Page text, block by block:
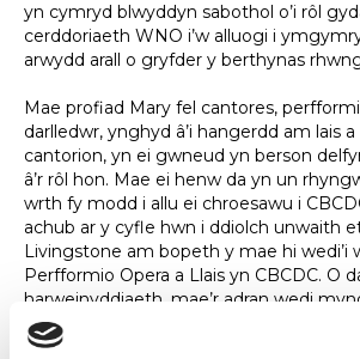
yn cymryd blwyddyn sabothol o’i rôl
cerddoriaeth WNO i’w alluogi i
arwydd arall o gryfder y berthynas
Mae profiad Mary fel cantores,
darlledwr, ynghyd â’i hangerdd am lais
cantorion, yn ei gwneud yn berson
â’r rôl hon. Mae ei henw da yn un
wrth fy modd i allu ei chroesawu i
achub ar y cyfle hwn i ddiolch unwaith
Livingstone am bopeth y mae hi wedi’i
Perfformio Opera a Llais yn CBCDC. O
harweinyddiaeth, mae’r adran wedi
ddod yn ganolfan ragoriaeth ar gyfer
operatig.'